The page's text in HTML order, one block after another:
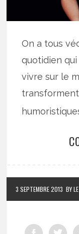
On a tous
quotidien
vivre sur le
3 SEPTEMBRE 2013 BY